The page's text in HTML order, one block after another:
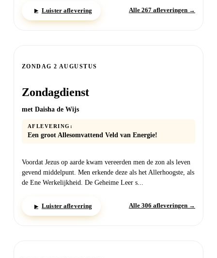
▶ Luister aflevering Alle 267 afleveringen →
ZONDAG 2 AUGUSTUS
Zondagdienst
met Daisha de Wijs
AFLEVERING:
Een groot Allesomvattend Veld van Energie!
Voordat Jezus op aarde kwam vereerden men de zon als leven
gevend middelpunt. Men erkende deze als het Allerhoogste, als
de Ene Werkelijkheid. De Geheime Leer s...
▶ Luister aflevering Alle 306 afleveringen →